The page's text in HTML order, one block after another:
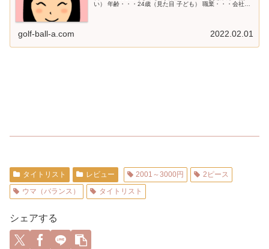
い） 年齢・・・24歳（見た目 子ども） 職業・・・会社員
golf-ball-a.com 2022.02.01
タイトリスト レビュー 2001～3000円
2ピース
ウマ（バランス）
タイトリスト
シェアする